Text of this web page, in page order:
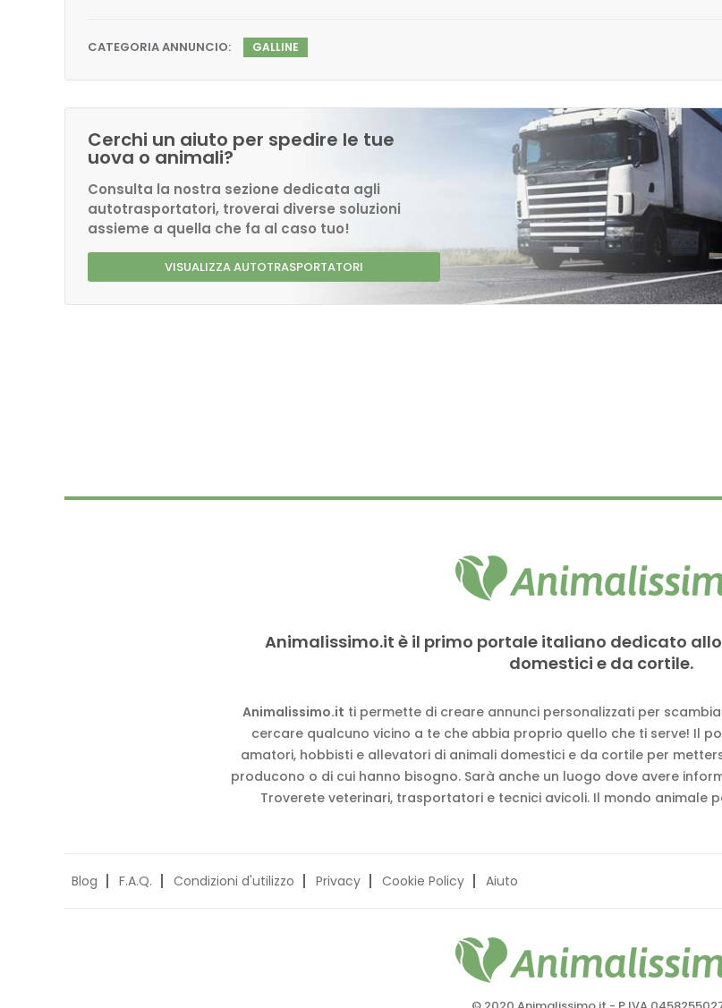
CATEGORIA ANNUNCIO: GALLINE
Cerchi un aiuto per spedire le tue
uova o animali?
Consulta la nostra sezione dedicata agli
autotrasportatori, troverai diverse soluzioni
assieme a quella che fa al caso tuo!
VISUALIZZA AUTOTRASPORTATORI
Animalissimo.it è il primo portale italiano dedicato
domestici e da cortile.
Animalissimo.it ti permette di creare annunci personalizzati per
cercare qualcuno vicino a te che abbia proprio quello che ti serve! Il
amatori, hobbisti e allevatori di animali domestici e da cortile per
producono o di cui hanno bisogno. Sarà anche un luogo dove avere
Troverete veterinari, trasportatori e tecnici avicoli. Il mondo animale
Blog F.A.Q. Condizioni d'utilizzo Privacy Cookie Policy Aiuto